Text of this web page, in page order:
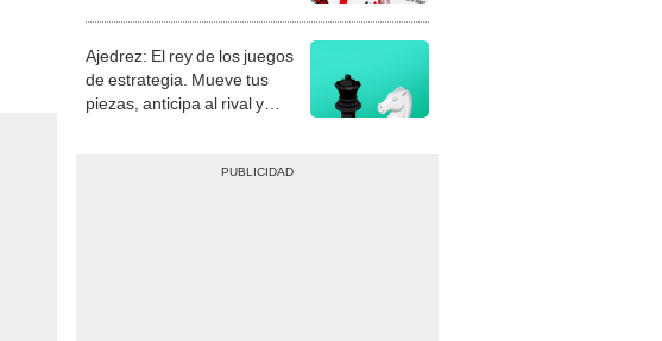
Ajedrez: El rey de los juegos
de estrategia. Mueve tus
piezas, anticipa al rival y